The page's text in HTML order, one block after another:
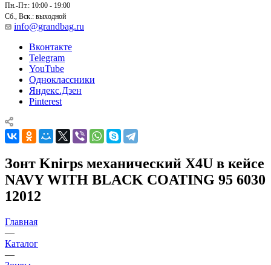
Пн.-Пт.: 10:00 - 19:00
Сб., Вск.: выходной
info@grandbag.ru
Вконтакте
Telegram
YouTube
Одноклассники
Яндекс.Дзен
Pinterest
Зонт Knirps механический X4U в кейсе
NAVY WITH BLACK COATING 95 6030
12012
Главная
—
Каталог
—